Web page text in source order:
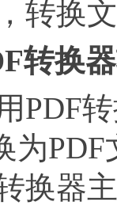
转换
转换
转
为
换器